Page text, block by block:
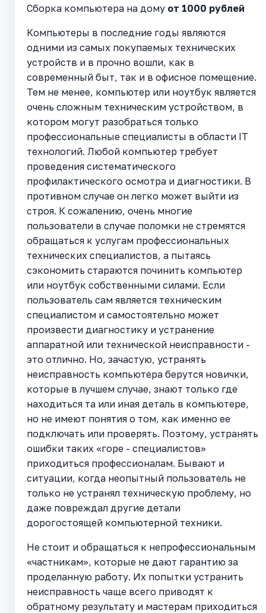
Сборка компьютера на дому от 1000 рублей
Компьютеры в последние годы являются
одними из самых покупаемых технических
устройств и в прочно вошли, как в
современный быт, так и в офисное помещение.
Тем не менее, компьютер или ноутбук является
очень сложным техническим устройством, в
котором могут разобраться только
профессиональные специалисты в области IT
технологий. Любой компьютер требует
проведения систематического
профилактического осмотра и диагностики. В
противном случае он легко может выйти из
строя. К сожалению, очень многие
пользователи в случае поломки не стремятся
обращаться к услугам профессиональных
технических специалистов, а пытаясь
сэкономить стараются починить компьютер
или ноутбук собственными силами. Если
пользователь сам является техническим
специалистом и самостоятельно может
произвести диагностику и устранение
аппаратной или технической неисправности -
это отлично. Но, зачастую, устранять
неисправность компьютера берутся новички,
которые в лучшем случае, знают только где
находиться та или иная деталь в компьютере,
но не имеют понятия о том, как именно ее
подключать или проверять. Поэтому, устранять
ошибки таких «горе - специалистов»
приходиться профессионалам. Бывают и
ситуации, когда неопытный пользователь не
только не устранял техническую проблему, но
даже повреждал другие детали
дорогостоящей компьютерной техники.
Не стоит и обращаться к непрофессиональным
«частникам», которые не дают гарантию за
проделанную работу. Их попытки устранить
неисправность чаще всего приводят к
обратному результату и мастерам приходиться